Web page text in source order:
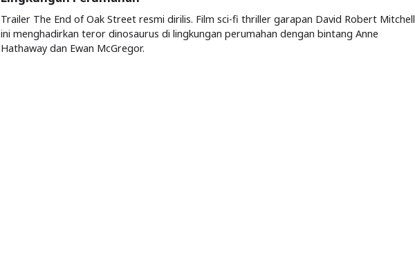
Trailer The End of Oak Street resmi dirilis. Film sci-fi thriller garapan David Robert Mitchell
ini menghadirkan teror dinosaurus di lingkungan perumahan dengan bintang Anne
Hathaway dan Ewan McGregor.